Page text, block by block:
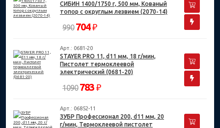
СИБИН 1400/1750 г, 500 мм, Кованый
топор с округлым лезвием (2070-14)
990 704₽
Арт.: 0681-20
STAYER PRO 11, d11 мм, 18 г/мин,
Пистолет термоклеевой
электрический (0681-20)
1090 783 ₽
Арт.: 06852-11
ЗУБР Профессионал 200, d11 мм, 20
г/мин, Термоклеевой пистолет